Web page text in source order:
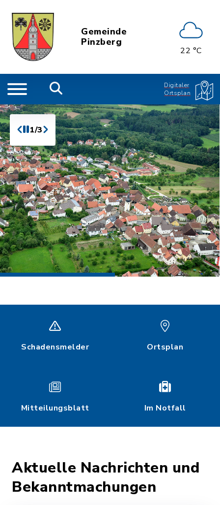
Gemeinde
Pinzberg
22 °C
Digitaler
Ortsplan
Schadensmelder Ortsplan
Mitteilungsblatt Im Notfall
1/3
Aktuelle Nachrichten und
Bekanntmachungen